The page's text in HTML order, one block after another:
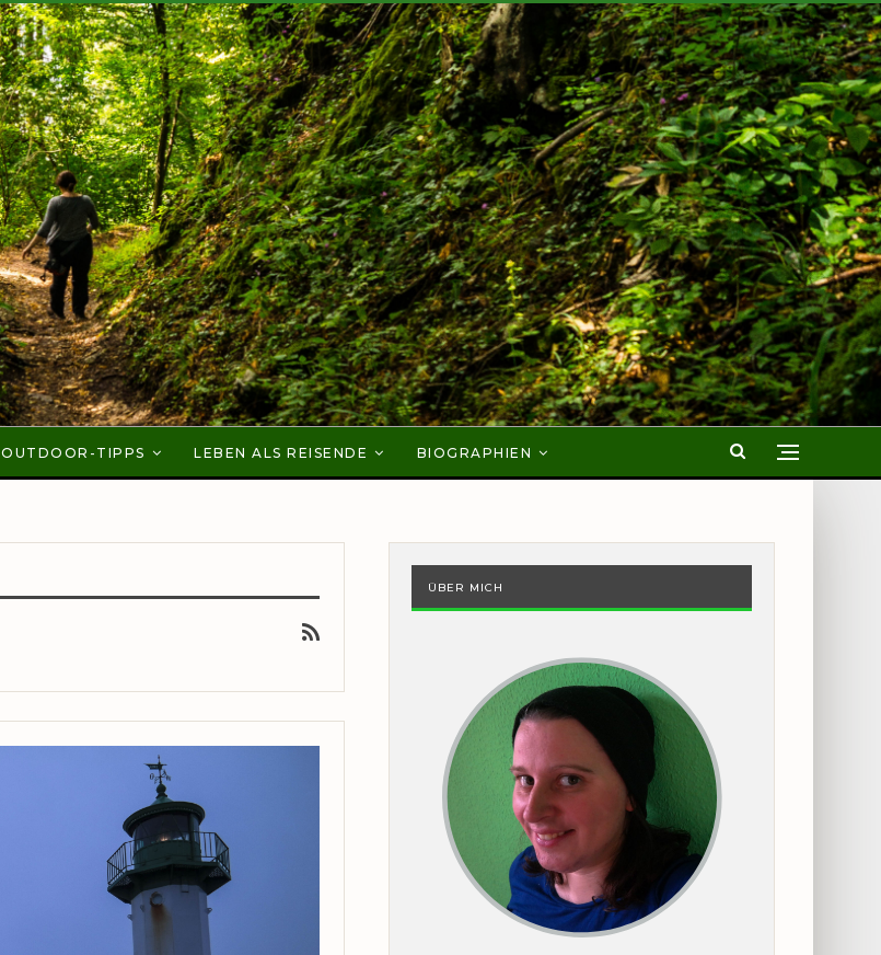
OUTDOOR-TIPPS LEBEN ALS REISENDE BIOGRAPHIEN
ÜBER MICH